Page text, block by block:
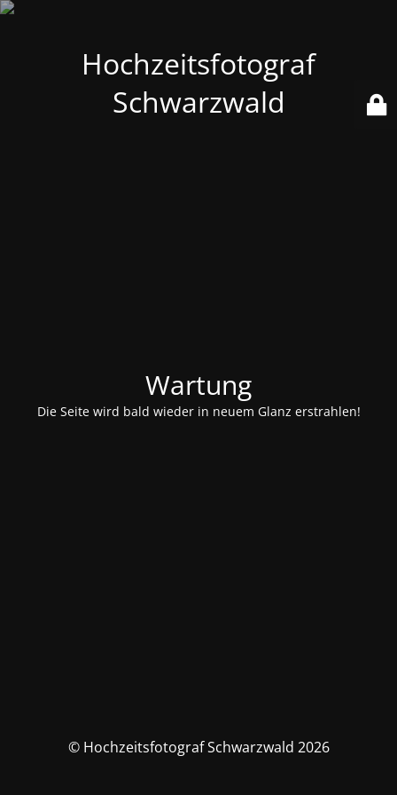
Hochzeitsfotograf
Schwarzwald
Wartung
Die Seite wird bald wieder in neuem Glanz erstrahlen!
© Hochzeitsfotograf Schwarzwald 2026